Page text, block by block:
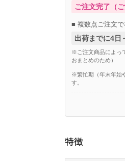
ご注文完了（
■ 複数点ご注文
出荷までに4日
※ご注文商品によっ
おまとめのため）
※繁忙期（年末年始
す。
特徴